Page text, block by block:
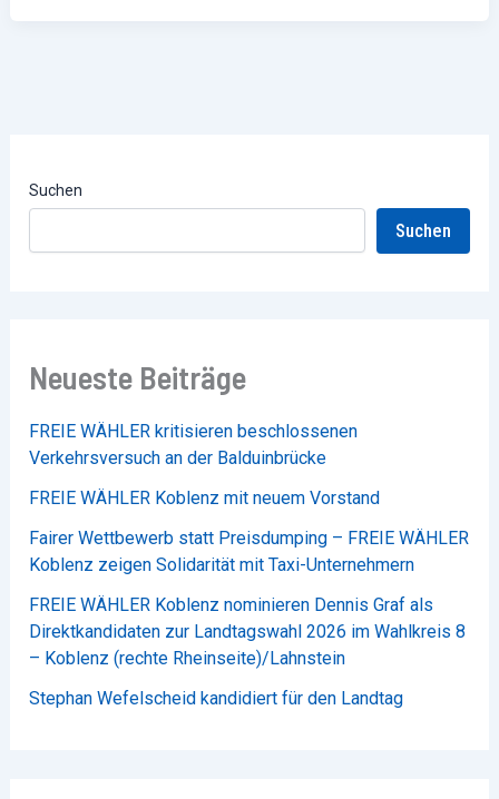
Suchen
Suchen
Neueste Beiträge
FREIE WÄHLER kritisieren beschlossenen
Verkehrsversuch an der Balduinbrücke
FREIE WÄHLER Koblenz mit neuem Vorstand
Fairer Wettbewerb statt Preisdumping – FREIE WÄHLER
Koblenz zeigen Solidarität mit Taxi-Unternehmern
FREIE WÄHLER Koblenz nominieren Dennis Graf als
Direktkandidaten zur Landtagswahl 2026 im Wahlkreis 8
– Koblenz (rechte Rheinseite)/Lahnstein
Stephan Wefelscheid kandidiert für den Landtag